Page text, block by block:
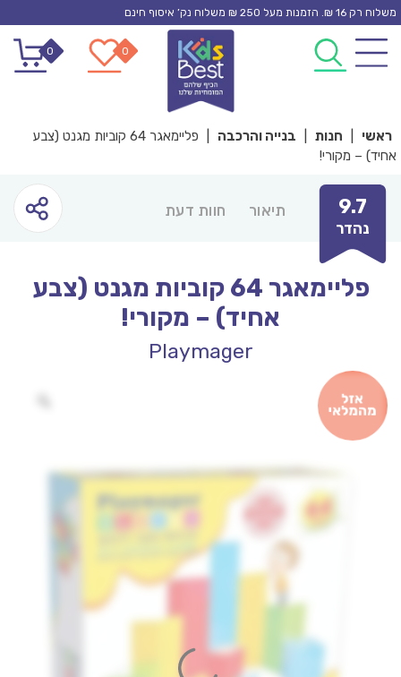
Skip
content
משלוח רק 16 ₪. הזמנות מעל 250 ₪ משלוח נק’ איסוף חינם
0
0
ראשי חנות בנייה והרכבה
פליימאגר 64 קוביות מגנט (צבע
אחיד) – מקורי!
9.7
נהדר
תיאור חוות דעת
פליימאגר 64 קוביות מגנט (צבע
אחיד) – מקורי!
Playmager